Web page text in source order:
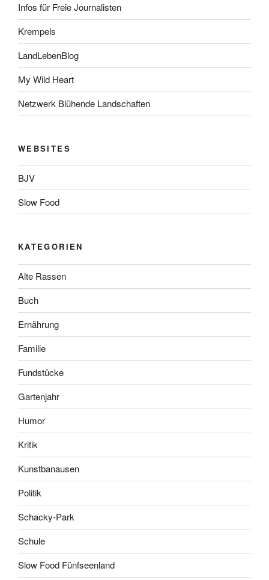
Infos für Freie Journalisten
Krempels
LandLebenBlog
My Wild Heart
Netzwerk Blühende Landschaften
WEBSITES
BJV
Slow Food
KATEGORIEN
Alte Rassen
Buch
Ernährung
Familie
Fundstücke
Gartenjahr
Humor
Kritik
Kunstbanausen
Politik
Schacky-Park
Schule
Slow Food Fünfseenland